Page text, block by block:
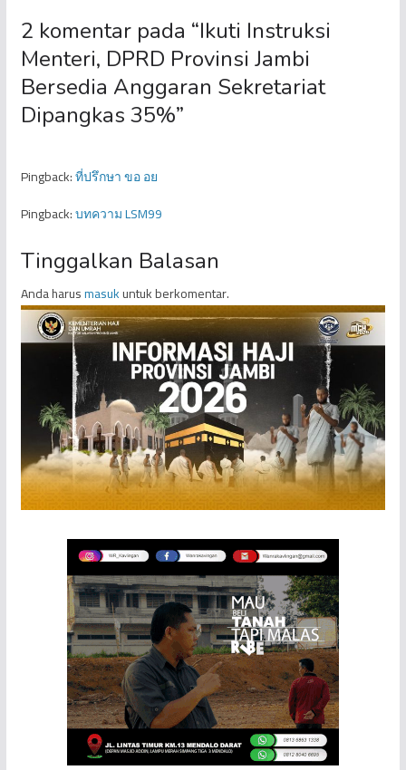
2 komentar pada “Ikuti Instruksi
Menteri, DPRD Provinsi Jambi
Bersedia Anggaran Sekretariat
Dipangkas 35%”
Pingback:ที่ปรึกษา ขอ อย
Pingback:บทความ LSM99
Tinggalkan Balasan
Anda harusmasukuntuk berkomentar.